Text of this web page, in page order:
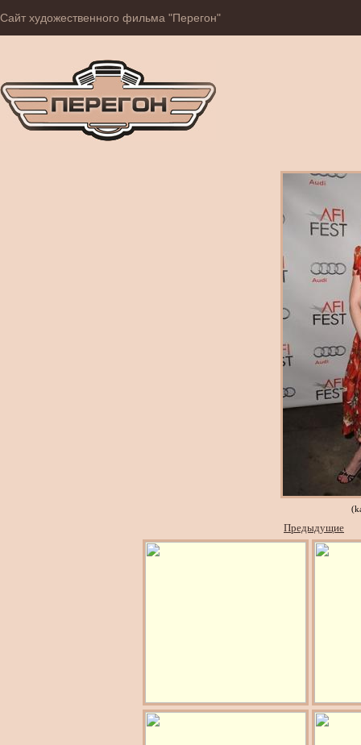
Сайт художественного фильма "Перегон"
Предыдущие